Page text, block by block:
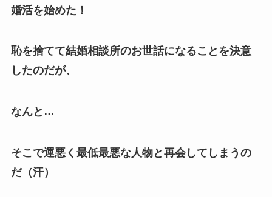
婚活を始めた！
恥を捨てて結婚相談所のお世話になることを決意
したのだが、
なんと …
そこで運悪く最低最悪な人物と再会してしまうの
だ（汗）